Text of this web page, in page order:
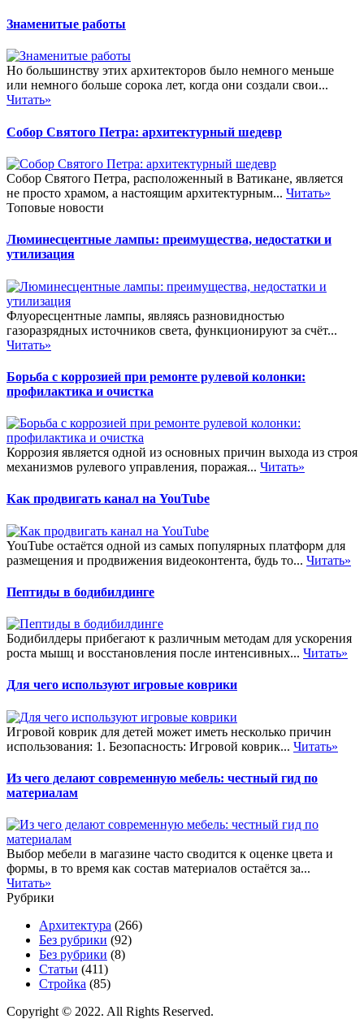
Знаменитые работы
Но большинству этих архитекторов было немного меньше
или немного больше сорока лет, когда они создали свои...
Читать»
Собор Святого Петра: архитектурный шедевр
Собор Святого Петра, расположенный в Ватикане, является
не просто храмом, а настоящим архитектурным... Читать»
Топовые новости
Люминесцентные лампы: преимущества, недостатки и
утилизация
Флуоресцентные лампы, являясь разновидностью
газоразрядных источников света, функционируют за счёт...
Читать»
Борьба с коррозией при ремонте рулевой колонки:
профилактика и очистка
Коррозия является одной из основных причин выхода из строя
механизмов рулевого управления, поражая... Читать»
Как продвигать канал на YouTube
YouTube остаётся одной из самых популярных платформ для
размещения и продвижения видеоконтента, будь то... Читать»
Пептиды в бодибилдинге
Бодибилдеры прибегают к различным методам для ускорения
роста мышц и восстановления после интенсивных... Читать»
Для чего используют игровые коврики
Игровой коврик для детей может иметь несколько причин
использования: 1. Безопасность: Игровой коврик... Читать»
Из чего делают современную мебель: честный гид по
материалам
Выбор мебели в магазине часто сводится к оценке цвета и
формы, в то время как состав материалов остаётся за...
Читать»
Рубрики
Архитектура (266)
Без рубрики (92)
Без рубрики (8)
Статьи (411)
Стройка (85)
Copyright © 2022. All Rights Reserved.